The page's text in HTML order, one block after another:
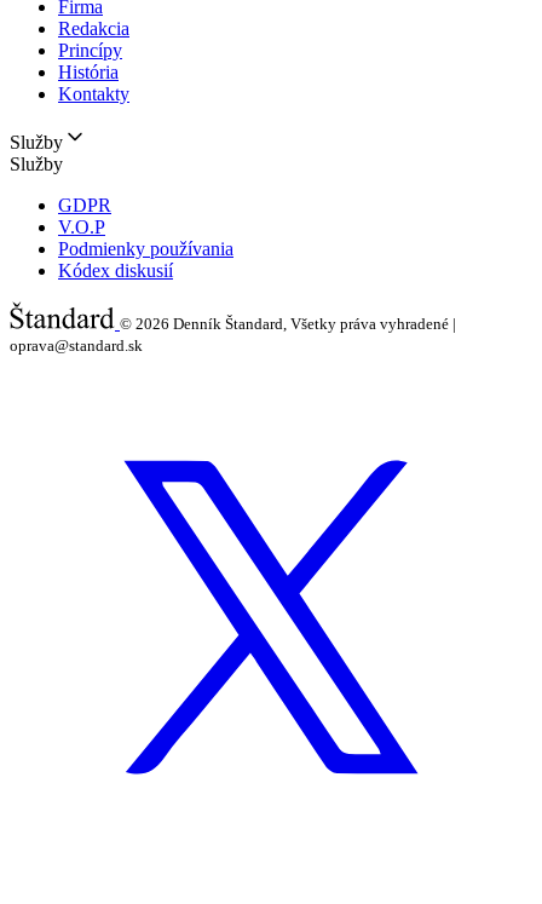
Firma
Redakcia
Princípy
História
Kontakty
Služby
Služby
GDPR
V.O.P
Podmienky používania
Kódex diskusií
© 2026 Denník Štandard, Všetky práva vyhradené |
oprava@standard.sk